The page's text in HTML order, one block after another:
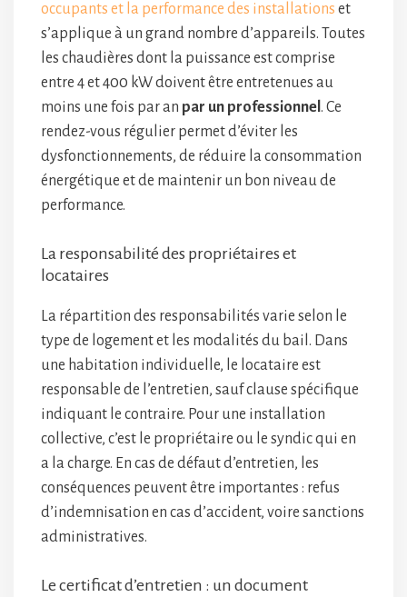
occupants et la performance des installations et
s’applique à un grand nombre d’appareils. Toutes
les chaudières dont la puissance est comprise
entre 4 et 400 kW doivent être entretenues au
moins une fois par an par un professionnel . Ce
rendez-vous régulier permet d’éviter les
dysfonctionnements, de réduire la consommation
énergétique et de maintenir un bon niveau de
performance.
La responsabilité des propriétaires et
locataires
La répartition des responsabilités varie selon le
type de logement et les modalités du bail. Dans
une habitation individuelle, le locataire est
responsable de l’entretien, sauf clause spécifique
indiquant le contraire. Pour une installation
collective, c’est le propriétaire ou le syndic qui en
a la charge. En cas de défaut d’entretien, les
conséquences peuvent être importantes : refus
d’indemnisation en cas d’accident, voire sanctions
administratives.
Le certificat d’entretien : un document